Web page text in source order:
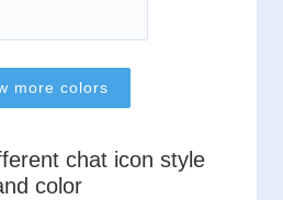
chat icon style
color